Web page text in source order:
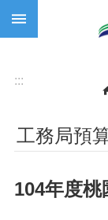
跳到主要內容區塊
:::
工務局預
104年度